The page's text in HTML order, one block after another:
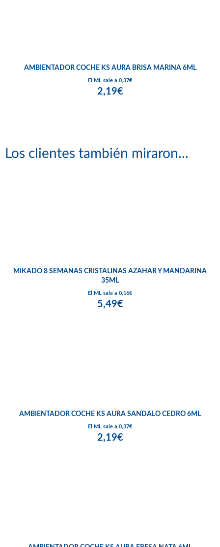
AMBIENTADOR COCHE KS AURA BRISA MARINA 6ML
El ML sale a 0,37€
2,19€
Los clientes también miraron...
MIKADO 8 SEMANAS CRISTALINAS AZAHAR Y MANDARINA
35ML
El ML sale a 0,16€
5,49€
AMBIENTADOR COCHE KS AURA SANDALO CEDRO 6ML
El ML sale a 0,37€
2,19€